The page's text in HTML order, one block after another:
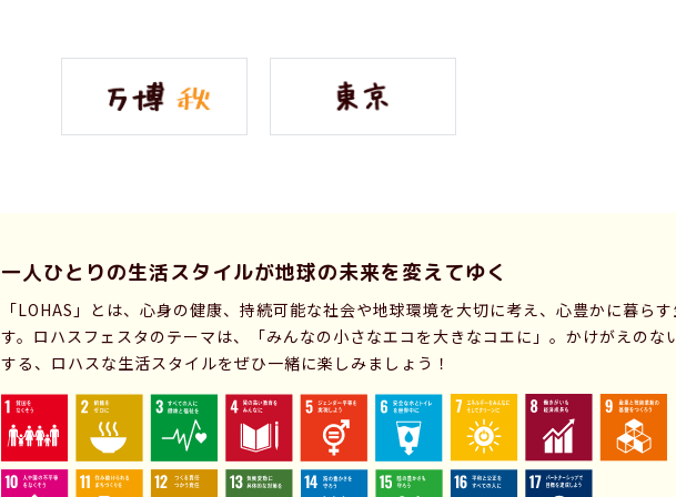
一人ひとりの生活スタイルが地球の未来を変えてゆく
「LOHAS」とは、心身の健康、持続可能な社会や地球環境を大切に考え、心豊かに暮ら
す。ロハスフェスタのテーマは、「みんなの小さなエコを大きなコエに」。かけがえのな
する、ロハスな生活スタイルをぜひ一緒に楽しみましょう！